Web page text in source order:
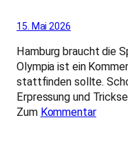
15. Mai 2026
Hamburg braucht die
Olympia ist ein
stattfinden sollte.
Erpressung und
Zum Kommentar